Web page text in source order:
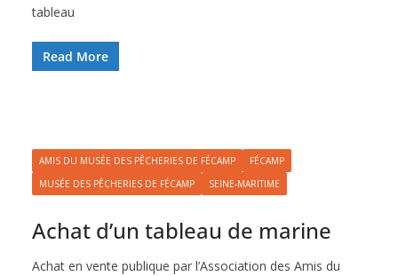
tableau
Read More
AMIS DU MUSÉE DES PÊCHERIES DE FÉCAMP
FÉCAMP
MUSÉE DES PÊCHERIES DE FÉCAMP
SEINE-MARITIME
Achat d’un tableau de marine
Achat en vente publique par l’Association des Amis du